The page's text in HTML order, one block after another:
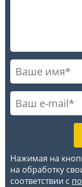
Нажимая на
на обработку
соответствии с